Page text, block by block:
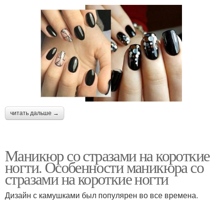
читать дальше →
Маникюр со стразами на короткие
ногти. Особенности маникюра со
стразами на короткие ногти
Дизайн с камушками был популярен во все времена.